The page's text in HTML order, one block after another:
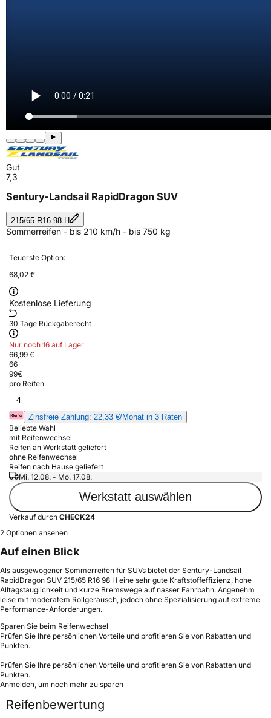
Gut
7,3
Sentury-Landsail RapidDragon SUV
215/65 R16 98 H
Sommerreifen - bis 210 km/h - bis 750 kg
Teuerste Option:
68,02 €
Kostenlose Lieferung
30 Tage Rückgaberecht
Nur noch 16 auf Lager
66,99 €
66
99€
pro Reifen
4
Zinsfreie Zahlung: 22,33 €/Monat in 3 Raten
Beliebte Wahl
mit Reifenwechsel
Reifen an Werkstatt geliefert
ohne Reifenwechsel
Reifen nach Hause geliefert
Mi. 12.08. - Mo. 17.08.
Werkstatt auswählen
Verkauf durch CHECK24
2 Optionen ansehen
Auf einen Blick
Als ausgewogener Sommerreifen für SUVs bietet der Sentury-Landsail
RapidDragon SUV 215/65 R16 98 H eine sehr gute Kraftstoffeffizienz, hohe
Alltagstauglichkeit und kurze Bremswege auf nasser Fahrbahn. Angenehm
leise mit moderatem Rollgeräusch, jedoch ohne Spezialisierung auf extreme
Performance-Anforderungen.
Sparen Sie beim Reifenwechsel
Prüfen Sie Ihre persönlichen Vorteile und profitieren Sie von Rabatten und
Punkten.
Prüfen Sie Ihre persönlichen Vorteile und profitieren Sie von Rabatten und
Punkten.
Anmelden, um noch mehr zu sparen
Reifenbewertung